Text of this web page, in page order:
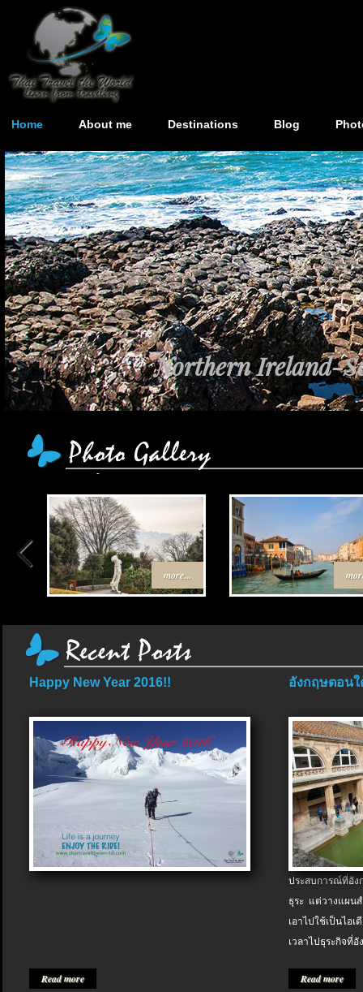
Home About me Destinations Blog
Northern Ireland-
more...
Happy New Year 2016!!
Read more
อังกฤษตอนใ
ประสบการณ์ที่อัง
ธุระ แต่วางแผน
เอาไปใช้เป็นไอ
เวลาไปธุระกิจที่อั
Read more